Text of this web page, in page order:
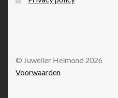
© Juwelier Helmond 2026
Voorwaarden